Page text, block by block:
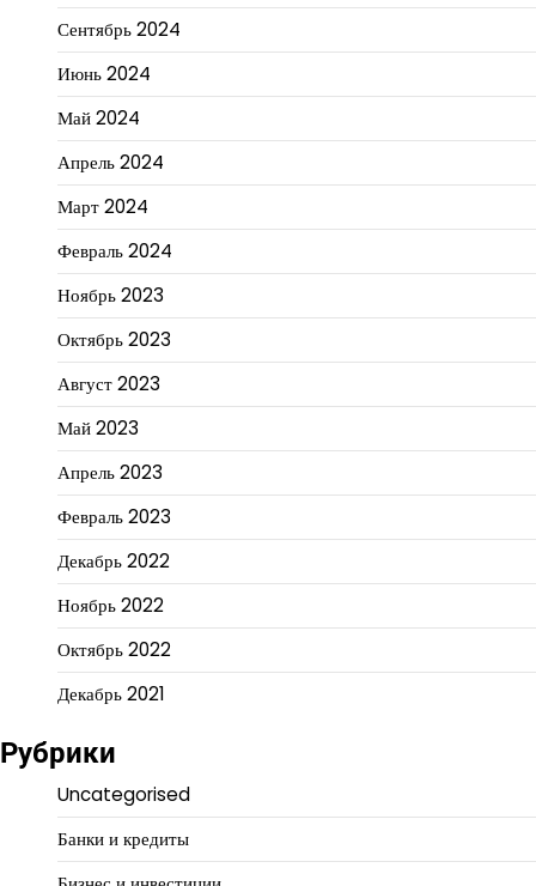
Сентябрь 2024
Июнь 2024
Май 2024
Апрель 2024
Март 2024
Февраль 2024
Ноябрь 2023
Октябрь 2023
Август 2023
Май 2023
Апрель 2023
Февраль 2023
Декабрь 2022
Ноябрь 2022
Октябрь 2022
Декабрь 2021
Рубрики
Uncategorised
Банки и кредиты